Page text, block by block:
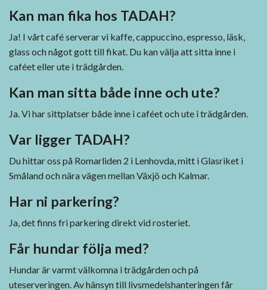
Kan man fika hos TADAH?
Ja! I vårt café serverar vi kaffe, cappuccino, espresso, läsk,
glass och något gott till fikat. Du kan välja att sitta inne i
caféet eller ute i trädgården.
Kan man sitta både inne och ute?
Ja. Vi har sittplatser både inne i caféet och ute i trädgården.
Var ligger TADAH?
Du hittar oss på Romarliden 2 i Lenhovda, mitt i Glasriket i
Småland och nära vägen mellan Växjö och Kalmar.
Har ni parkering?
Ja, det finns fri parkering direkt vid rosteriet.
Får hundar följa med?
Hundar är varmt välkomna i trädgården och på
uteserveringen. Av hänsyn till livsmedelshanteringen får